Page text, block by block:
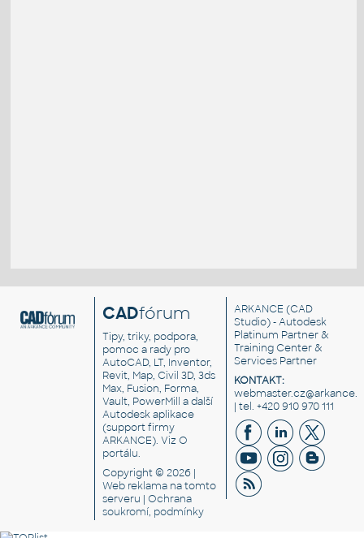
CADfórum
Tipy, triky, podpora,
pomoc a rady pro
AutoCAD, LT, Inventor,
Revit, Map, Civil 3D, 3ds
Max, Fusion, Forma,
Vault, PowerMill a další
Autodesk aplikace
(support firmy
ARKANCE). VizO
portálu.
Copyright © 2026 |
Web reklama na tomto
serveru |Ochrana
soukromí, podmínky
ARKANCE (CAD
Studio) - Autodesk
Platinum Partner &
Training Center &
Services Partner
KONTAKT:
| tel. +420 910 970 111